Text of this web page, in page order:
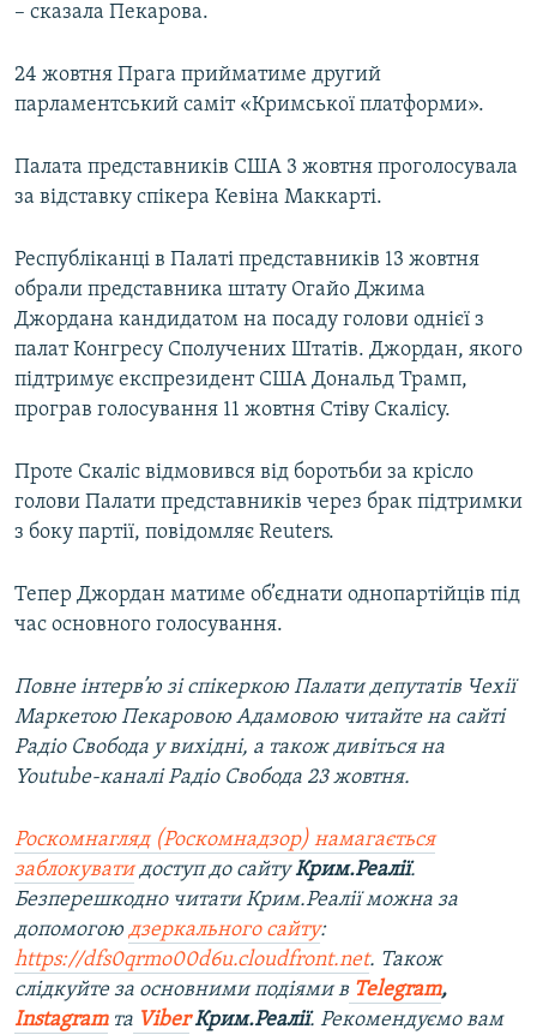
– сказала Пекарова.
24 жовтня Прага прийматиме другий
парламентський саміт «Кримської платформи».
Палата представників США 3 жовтня проголосувала
за відставку спікера Кевіна Маккарті.
Республіканці в Палаті представників 13 жовтня
обрали представника штату Огайо Джима
Джордана кандидатом на посаду голови однієї з
палат Конгресу Сполучених Штатів. Джордан, якого
підтримує експрезидент США Дональд Трамп,
програв голосування 11 жовтня Стіву Скалісу.
Проте Скаліс відмовився від боротьби за крісло
голови Палати представників через брак підтримки
з боку партії, повідомляє Reuters.
Тепер Джордан матиме об’єднати однопартійців під
час основного голосування.
Повне інтерв’ю зі спікеркою Палати депутатів Чехії
Маркетою Пекаровою Адамовою читайте на сайті
Радіо Свобода у вихідні, а також дивіться на
Youtube-каналі Радіо Свобода 23 жовтня.
Роскомнагляд (Роскомнадзор) намагається
заблокуватидоступ до сайтуКрим.Реалії.
Безперешкодно читати Крим.Реалії можна за
допомогою дзеркального сайту:
https://dfs0qrmo00d6u.cloudfront.net. Також
слідкуйте за основними подіями в Telegram,
Instagramта ViberКрим.Реалії. Рекомендуємо вам